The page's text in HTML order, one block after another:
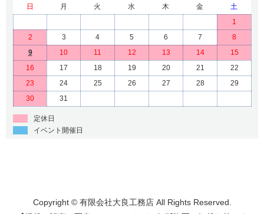
日
月 火 水 木 金
土
1
2
3 4 5 6 7
8
9
10 11 12 13 14
15
16
17 18 19 20 21
22
23
24 25 26 27 28
29
30
31
定休日
イベント開催日
Copyright © 有限会社大良工務店 All Rights Reserved.